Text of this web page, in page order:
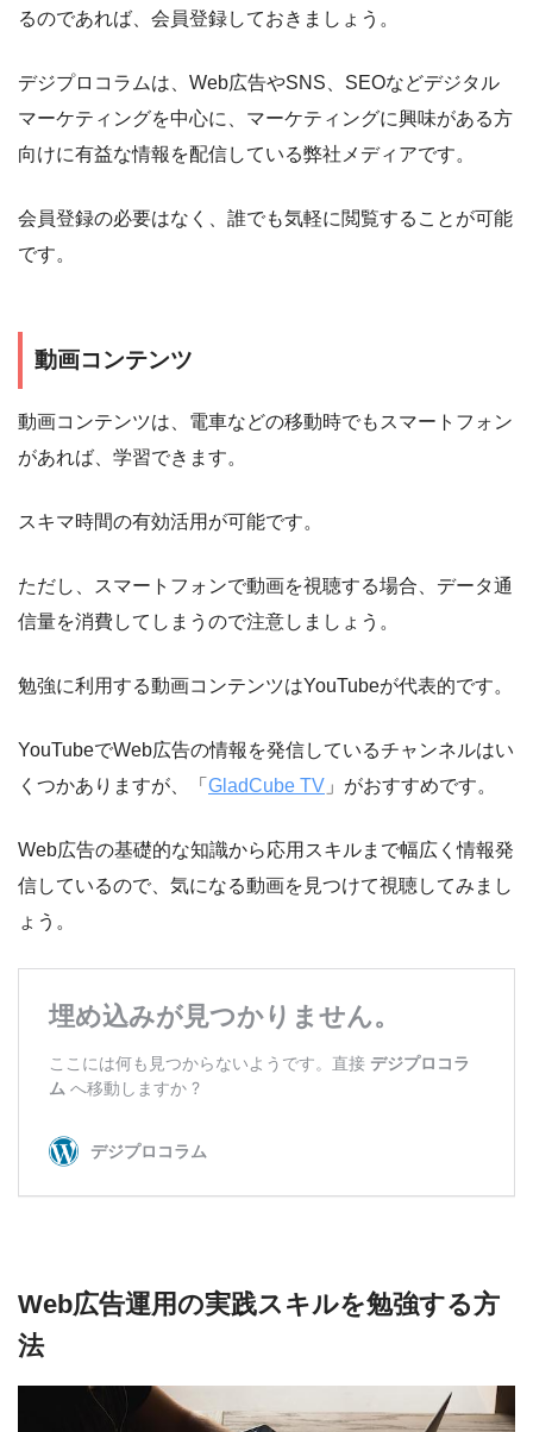
るのであれば、会員登録しておきましょう。
デジプロコラムは、Web広告やSNS、SEOなどデジタル
マーケティングを中心に、マーケティングに興味がある方
向けに有益な情報を配信している弊社メディアです。
会員登録の必要はなく、誰でも気軽に閲覧することが可能
です。
動画コンテンツ
動画コンテンツは、電車などの移動時でもスマートフォン
があれば、学習できます。
スキマ時間の有効活用が可能です。
ただし、スマートフォンで動画を視聴する場合、データ通
信量を消費してしまうので注意しましょう。
勉強に利用する動画コンテンツはYouTubeが代表的です。
YouTubeでWeb広告の情報を発信しているチャンネルはい
くつかありますが、「 GladCube TV 」がおすすめです。
Web広告の基礎的な知識から応用スキルまで幅広く情報発
信しているので、気になる動画を見つけて視聴してみまし
ょう。
Web広告運用の実践スキルを勉強する方
法